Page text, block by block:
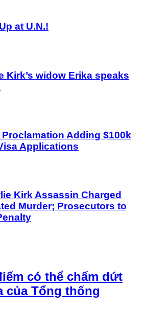
at U.N.!
Kirk’s widow Erika speaks
Adding $100k
Applications
Kirk Assassin Charged
Murder; Prosecutors to
có thể chấm dứt
của Tổng thống